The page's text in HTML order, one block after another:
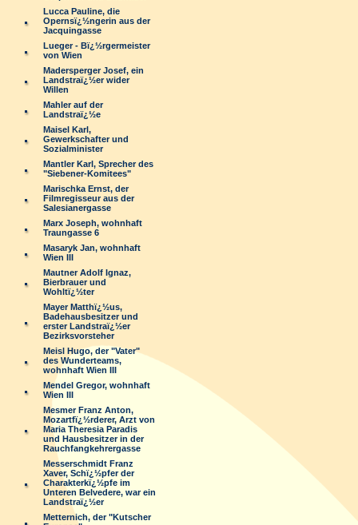
Lucca Pauline, die
Opernsï¿½ngerin aus der
Jacquingasse
Lueger - Bï¿½rgermeister
von Wien
Madersperger Josef, ein
Landstraï¿½er wider
Willen
Mahler auf der
Landstraï¿½e
Maisel Karl,
Gewerkschafter und
Sozialminister
Mantler Karl, Sprecher des
"Siebener-Komitees"
Marischka Ernst, der
Filmregisseur aus der
Salesianergasse
Marx Joseph, wohnhaft
Traungasse 6
Masaryk Jan, wohnhaft
Wien III
Mautner Adolf Ignaz,
Bierbrauer und
Wohltï¿½ter
Mayer Matthï¿½us,
Badehausbesitzer und
erster Landstraï¿½er
Bezirksvorsteher
Meisl Hugo, der "Vater"
des Wunderteams,
wohnhaft Wien III
Mendel Gregor, wohnhaft
Wien III
Mesmer Franz Anton,
Mozartfï¿½rderer, Arzt von
Maria Theresia Paradis
und Hausbesitzer in der
Rauchfangkehrergasse
Messerschmidt Franz
Xaver, Schï¿½pfer der
Charakterkï¿½pfe im
Unteren Belvedere, war ein
Landstraï¿½er
Metternich, der "Kutscher